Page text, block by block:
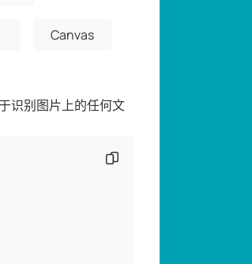
Canvas
识别图片上的任何文
复制代码片段